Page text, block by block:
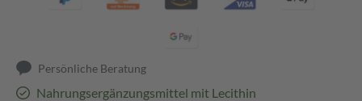
Persönliche Beratung
Nahrungsergänzungsmittel mit Lecithin